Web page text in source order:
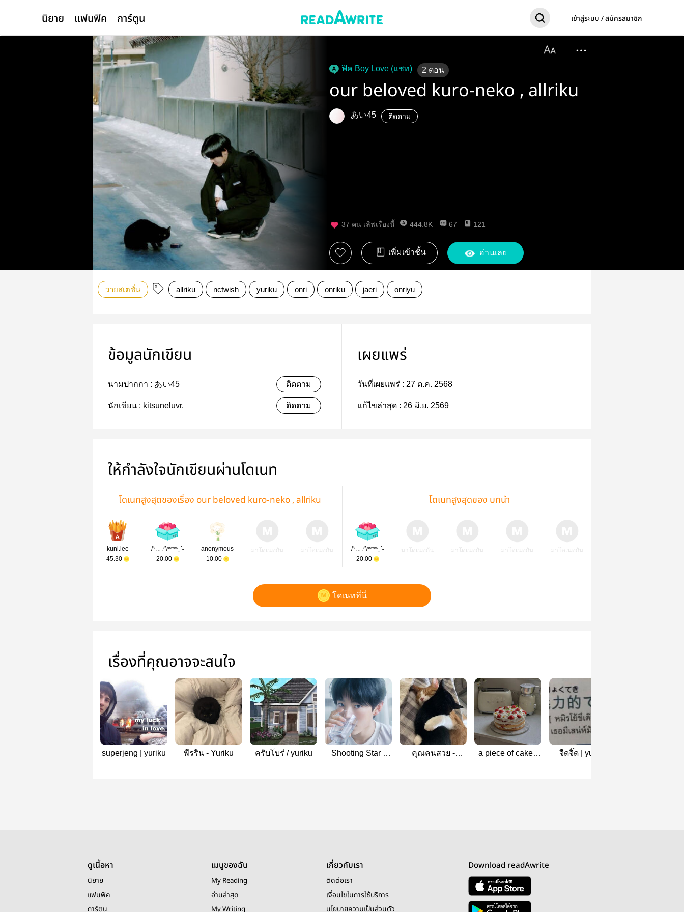
นิยาย แฟนฟิค การ์ตูน เข้าสู่ระบบ / สมัครสมาชิก
ฟิค Boy Love (แชท) 2 ตอน
our beloved kuro-neko , allriku
あい45 ติดตาม
37 คน เลิฟเรื่องนี้ 444.8K 67 121
เพิ่มเข้าชั้น อ่านเลย
วายสเตชั่น allriku nctwish yuriku onri onriku jaeri onriyu
ข้อมูลนักเขียน
นามปากกา : あい45 ติดตาม
นักเขียน : kitsuneluvr. ติดตาม
เผยแพร่
วันที่เผยแพร่ : 27 ต.ค. 2568
แก้ไขล่าสุด : 26 มิ.ย. 2569
ให้กำลังใจนักเขียนผ่านโดเนท
โดเนทสูงสุดของเรื่อง our beloved kuro-neko , allriku
kunl.lee
45.30
/ᐠ. ｡.ᐟ\ᵐᵉᵒʷˎˊ˗
20.00
anonymous
10.00
มาโดเนทกัน มาโดเนทกัน
โดเนทสูงสุดของ บทนำ
/ᐠ. ｡.ᐟ\ᵐᵉᵒʷˎˊ˗
20.00
มาโดเนทกัน มาโดเนทกัน มาโดเนทกัน มาโดเนทกัน
โดเนทที่นี่
เรื่องที่คุณอาจจะสนใจ
superjeng | yuriku พีรริน - Yuriku ครับโบร๋ / yuriku
Shooting Star -
คุณคนสวย -
a piece of cake -
จืดจิ๊ด | yuriku
ดูเนื้อหา
นิยาย
แฟนฟิค
การ์ตูน
เมนูของฉัน
My Reading
อ่านล่าสุด
My Writing
เกี่ยวกับเรา
ติดต่อเรา
เงื่อนไขในการใช้บริการ
นโยบายความเป็นส่วนตัว
Download readAwrite